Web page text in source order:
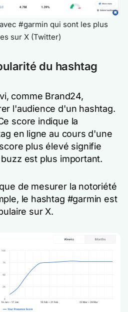
#garmin qui sont les plus
sur X (Twitter)
du hashtag
comme Brand24,
l'audience d'un hashtag.
score indique la
en ligne au cours d'une
plus élevé signifie
est plus important.
de mesurer la notoriété
le hashtag #garmin est
sur X.